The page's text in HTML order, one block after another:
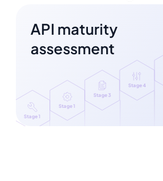
API maturity
assessment
Stage 1
Stage 3
Stage 4
Stage 1